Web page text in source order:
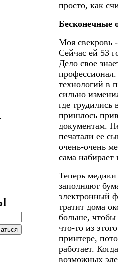
просто, как
Бесконечные
Моя свекровь
Сейчас ей 53
Дело свое
технологий в
сильно
где
пришлось
документам.
печатали ее
очень-очень
сама набирает
Теперь
заполняют
электронный
тратит дома
больше, чтобы
что-то из
принтере,
работает.
возможных